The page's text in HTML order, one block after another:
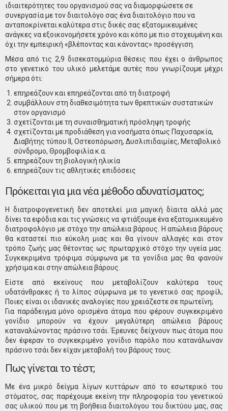
ιδιαιτερότητες του οργανισμού σας να διαμορφώσετε σε
συνεργασία με τον διαιτολόγο σας ένα διαιτολόγιο που να
ανταποκρίνεται καλύτερα στις δικές σας εξατομικευμένες
ανάγκες να εξοικονομήσετε χρόνο και κόπο με πιο στοχευμένη και
όχι την εμπειρική «βλέποντας και κάνοντας» προσέγγιση.
Μέσα από τις 2,9 δισεκατομμύρια θέσεις που έχει ο άνθρωπος
στο γενετικό του υλικό μελετάμε αυτές που γνωρίζουμε μέχρι
σήμερα ότι:
επηρεάζουν και επηρεάζονται από τη διατροφή
συμβάλλουν στη διαθεσιμότητα των θρεπτικών συστατικών
στον οργανισμό
σχετίζονται με τη συναισθηματική πρόσληψη τροφής
σχετίζονται με προδιάθεση για νοσήματα όπως Παχυσαρκία,
Διαβήτης τύπου ΙΙ, Οστεοπόρωση, Δυσλιπιδαιμίες, Μεταβολικό
σύνδρομο, Θρομβοφιλία κ.α.
επηρεάζουν τη βιολογική ηλικία
επηρεάζουν τις αθλητικές επιδόσεις
Πρόκειται για μια νέα μέθοδο αδυνατίσματος;
Η διατροφογενετική δεν αποτελεί μια μαγική δίαιτα αλλά μας
δίνει τα εφόδια και τις γνώσεις να φτιάξουμε ένα εξατομικευμένο
διατροφολόγιο με στόχο την απώλεια βάρους. Η απώλεια βάρους
θα καταστεί πιο εύκολη μιας και θα γίνουν αλλαγές και στον
τρόπο ζωής μας θέτοντας ως πρωταρχικό στόχο την υγεία μας.
Συγκεκριμένα τρόφιμα σύμφωνα με τα γονίδια μας θα φανούν
χρήσιμα και στην απώλεια βάρους.
Είστε από εκείνους που μεταβολίζουν καλύτερα τους
υδατάνθρακες ή το λίπος σύμφωνα με το γενετικό σας προφίλ;
Ποιες είναι οι ιδανικές αναλογίες που χρειάζεστε σε πρωτεΐνη;
Για παράδειγμα μόνο ορισμένα άτομα που φέρουν συγκεκριμένο
γονίδιο μπορούν να έχουν μεγαλύτερη απώλεια βάρους
καταναλώνοντας πράσινο τσάι. Έρευνες δείχνουν πως άτομα που
δεν έφεραν το συγκεκριμένο γονίδιο παρόλο που κατανάλωναν
πράσινο τσάι δεν είχαν μεταβολή του βάρους τους.
Πως γίνεται το τέστ;
Με ένα μικρό δείγμα λίγων κυττάρων από το εσωτερικό του
στόματος, σας παρέχουμε εκείνη την πληροφορία του γενετικού
σας υλικού που με τη βοήθεια διαιτολόγου του δικτύου μας, σας